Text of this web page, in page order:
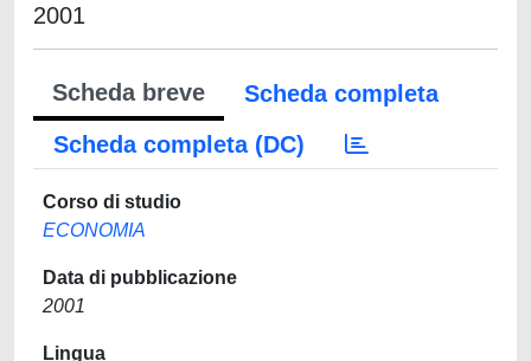
2001
Scheda breve
Scheda completa
Scheda completa (DC)
Corso di studio
ECONOMIA
Data di pubblicazione
2001
Lingua